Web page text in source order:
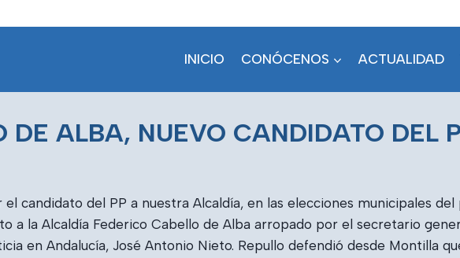
INICIO CONÓCENOS ACTUALIDAD
DE ALBA, NUEVO CANDIDATO DEL
el candidato del PP a nuestra Alcaldía, en las elecciones municipales
a la Alcaldía Federico Cabello de Alba arropado por el secretario
en Andalucía, José Antonio Nieto. Repullo defendió desde Montilla